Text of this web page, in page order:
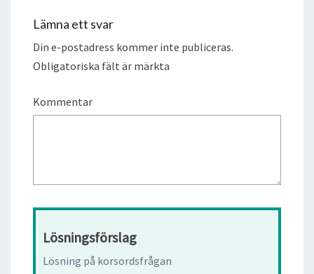
Lämna ett svar
Din e-postadress kommer inte publiceras.
Obligatoriska fält är märkta
Kommentar
Lösningsförslag
Lösning på korsordsfrågan